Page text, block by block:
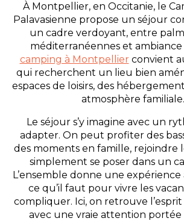
À Montpellier, en Occitanie, le
Palavasienne propose un séjour
un cadre verdoyant, entre
méditerranéennes et ambiance
camping à Montpellierconvient
qui recherchent un lieu bien
espaces de loisirs, des
atmosphère familiale.
Le séjour s’y imagine avec un
adapter. On peut profiter des
des moments en famille, rejoindre
simplement se poser dans un
L’ensemble donne une expérience
ce qu’il faut pour vivre les
compliquer. Ici, on retrouve l’esprit
avec une vraie attention